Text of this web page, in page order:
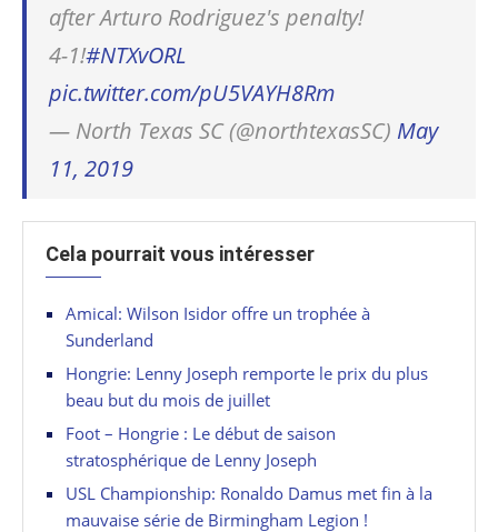
after Arturo Rodriguez's penalty!
4-1!#NTXvORL
pic.twitter.com/pU5VAYH8Rm
— North Texas SC (@northtexasSC) May
11, 2019
Cela pourrait vous intéresser
Amical: Wilson Isidor offre un trophée à
Sunderland
Hongrie: Lenny Joseph remporte le prix du plus
beau but du mois de juillet
Foot – Hongrie : Le début de saison
stratosphérique de Lenny Joseph
USL Championship: Ronaldo Damus met fin à la
mauvaise série de Birmingham Legion !